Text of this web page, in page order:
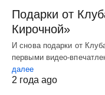
Подарки от
Кирочной»
И снова подарки от
первыми видео-
далее
2 года ago